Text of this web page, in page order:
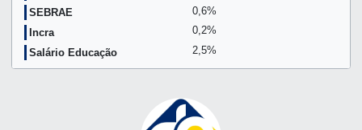
SEBRAE
0,6%
Incra
0,2%
Salário Educação
2,5%